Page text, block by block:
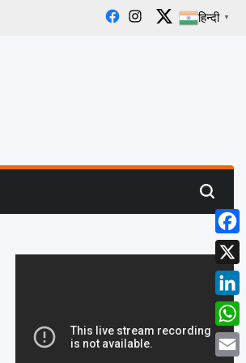
Facebook
Instagram
X हिन्दी ▼
Search
X